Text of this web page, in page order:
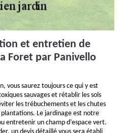
et entretien de
Foret par Panivello
vous saurez toujours ce qui y est
sauvages et rétablir les sols
les trébuchements et les chutes
plantations. Le jardinage est notre
entretenir un champ d’espace vert.